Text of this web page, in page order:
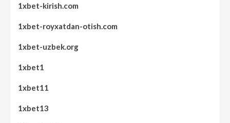
1xbet-kirish.com
1xbet-royxatdan-otish.com
1xbet-uzbek.org
1xbet1
1xbet11
1xbet13